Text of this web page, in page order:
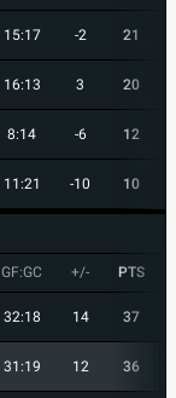
15:17 -2 21
16:13 3 20
8:14 -6 12
11:21 -10 10
GF:GC +/- PTS
32:18 14 37
31:19 12 36